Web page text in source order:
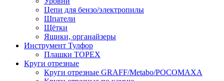
Цепи для бензо/электропилы
Шпатели
Щётки
Ящики, органайзеры
Инструмент Тулфор
Плашки ТОРЕХ
Круги отрезные
Круги отрезные GRAFF/Metabo/РОСОМАХА